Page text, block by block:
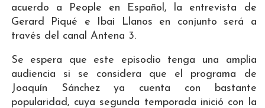
acuerdo a People en Español, la entrevista de
Gerard Piqué e Ibai Llanos en conjunto será a
través del canal Antena 3.
Se espera que este episodio tenga una amplia
audiencia si se considera que el programa de
Joaquín Sánchez ya cuenta con bastante
popularidad, cuya segunda temporada inició con la